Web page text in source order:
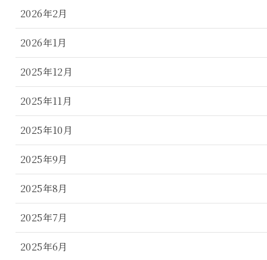
2026年2月
2026年1月
2025年12月
2025年11月
2025年10月
2025年9月
2025年8月
2025年7月
2025年6月